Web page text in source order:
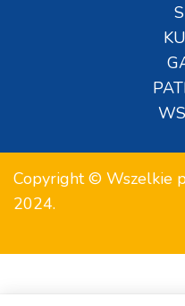
Copyright © Wszelkie
2024.